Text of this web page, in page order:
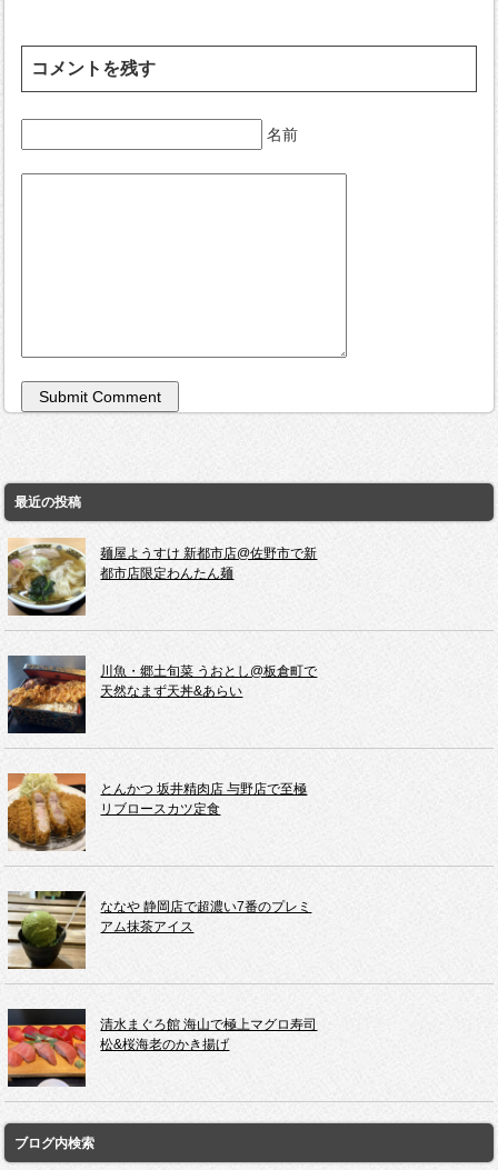
コメントを残す
名前
最近の投稿
麺屋ようすけ 新都市店@佐野市で新
都市店限定わんたん麺
川魚・郷土旬菜 うおとし@板倉町で
天然なまず天丼&あらい
とんかつ 坂井精肉店 与野店で至極
リブロースカツ定食
ななや 静岡店で超濃い7番のプレミ
アム抹茶アイス
清水まぐろ館 海山で極上マグロ寿司
松&桜海老のかき揚げ
ブログ内検索